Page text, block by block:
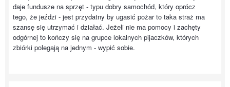
daje fundusze na sprzęt - typu dobry samochód, który oprócz
tego, że jeździ - jest przydatny by ugasić pożar to taka straż ma
szansę się utrzymać i działać. Jeżeli nie ma pomocy i zachęty
odgórnej to kończy się na grupce lokalnych pijaczków, których
zbiórki polegają na jednym - wypić sobie.